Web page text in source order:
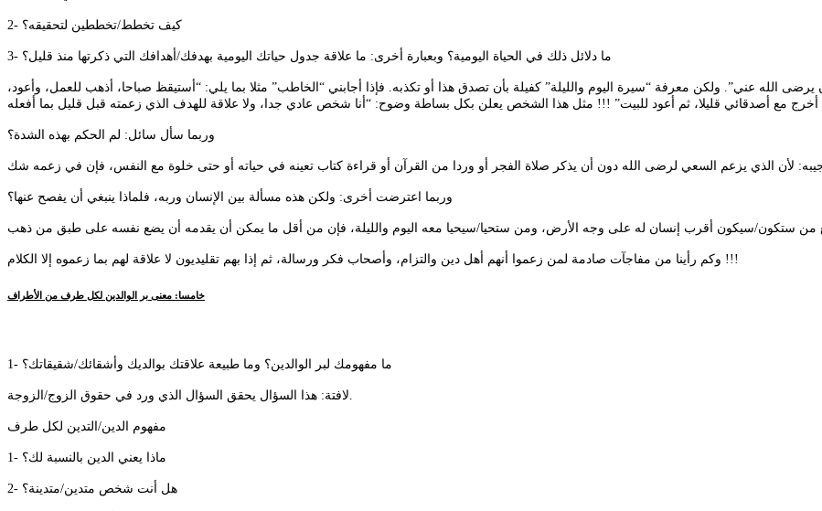
2- كيف تخطط/تخططين لتحقيقه؟
3- ما دلائل ذلك في الحياة اليومية؟ وبعبارة أخرى: ما علاقة جدول حياتك اليومية بهدفك/أهدافك التي ذكرتها منذ قليل؟
الله عني”. ولكن معرفة “سيرة اليوم والليلة” كفيلة بأن تصدق هذا أو تكذبه. فإذا أجابني “الخاطب” مثلا بما يلي: “أستيقظ صباحا، أذهب للعمل، وأعود،
وربما سأل سائل: لم الحكم بهذه الشدة؟
وربما اعترضت أخرى: ولكن هذه مسألة بين الإنسان وربه، فلماذا ينبغي أن يفصح عنها؟
وكم رأينا من مفاجآت صادمة لمن زعموا أنهم أهل دين والتزام، وأصحاب فكر ورسالة، ثم إذا بهم تقليديون لا علاقة لهم بما زعموه إلا الكلام !!!
خامسا: معنى بر الوالدين لكل طرف من الأطراف
1- ما مفهومك لبر الوالدين؟ وما طبيعة علاقتك بوالديك وأشقائك/شقيقاتك؟
مفهوم الدين/التدين لكل طرف
1- ماذا يعني الدين بالنسبة لك؟
2- هل أنت شخص متدين/متدينة؟